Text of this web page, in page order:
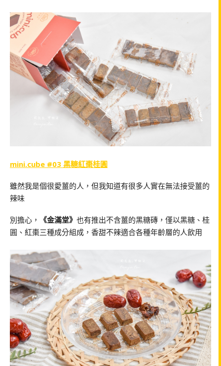
mini.cube #03 黑糖紅棗桂圓
雖然我是個很愛薑的人，但我知道有很多人實在無法接受薑的
辣味
別擔心， 《金滿堂》 也有推出不含薑的黑糖磚，僅以黑糖、桂
圓、紅棗三種成分組成，香甜不辣適合各種年齡層的人飲用